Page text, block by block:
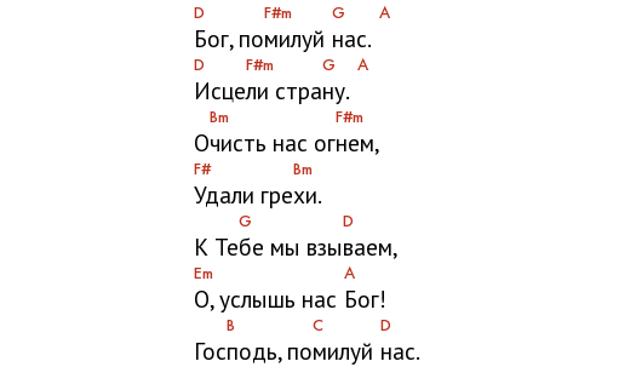
D F#m G A
Бог, помилуй нас.
D F#m G A
Исцели страну.
Bm F#m
Очисть нас огнем,
F# Bm
Удали грехи.
G D
К Тебе мы взываем,
Em A
О, услышь нас Бог!
B C D
Господь, помилуй нас.